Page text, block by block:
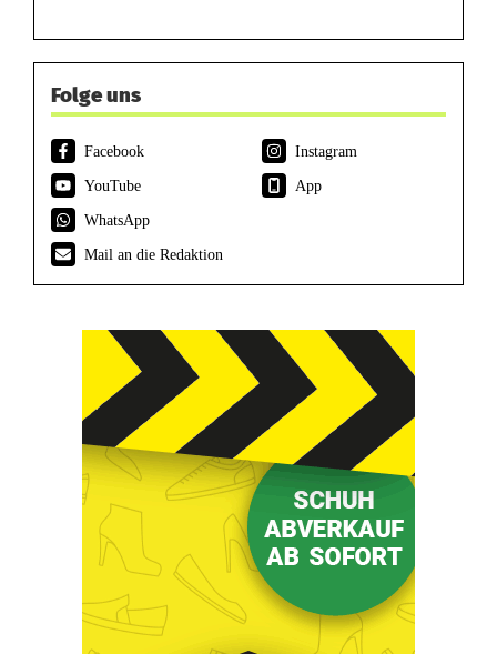
Folge uns
Facebook
Instagram
YouTube
App
WhatsApp
Mail an die Redaktion